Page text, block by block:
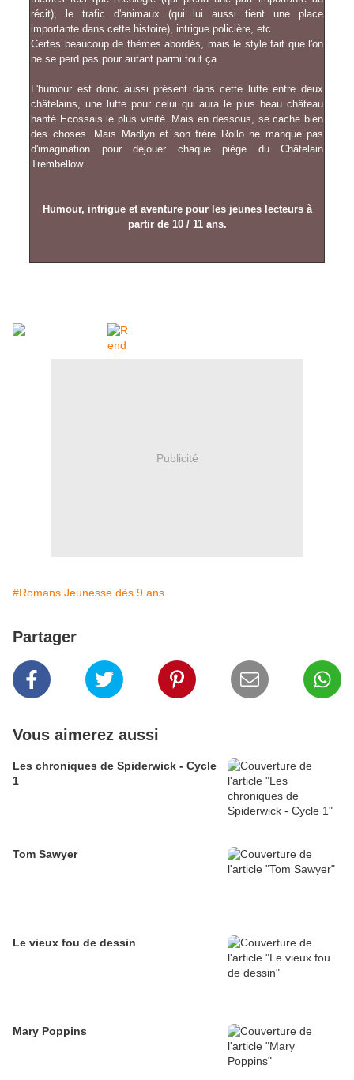
récit), le trafic d'animaux (qui lui aussi tient une place
importante dans cette histoire), intrigue policière, etc.
Certes beaucoup de thèmes abordés, mais le style fait que l'on
ne se perd pas pour autant parmi tout ça.
L'humour est donc aussi présent dans cette lutte entre deux
châtelains, une lutte pour celui qui aura le plus beau château
hanté Ecossais le plus visité. Mais en dessous, se cache bien
des choses. Mais Madlyn et son frère Rollo ne manque pas
d'imagination pour déjouer chaque piège du Châtelain
Trembellow.
Humour, intrigue et aventure pour les jeunes lecteurs à
partir de 10 / 11 ans.
Publicité
#Romans Jeunesse dès 9 ans
Partager
Vous aimerez aussi
Les chroniques de Spiderwick - Cycle
1
Tom Sawyer
Le vieux fou de dessin
Mary Poppins